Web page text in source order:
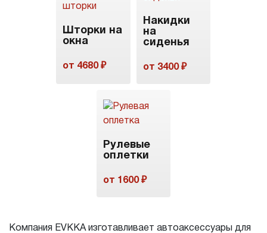
Шторки на
окна
от 4680 ₽
Накидки
на
сиденья
от 3400 ₽
Рулевые
оплетки
от 1600 ₽
Компания EVKKA изготавливает автоаксессуары для